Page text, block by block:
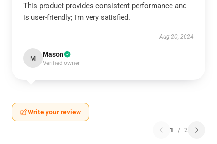
This product provides consistent performance and
is user-friendly; I’m very satisfied.
Aug 20, 2024
M Mason
Verified owner
Write your review
1 / 2